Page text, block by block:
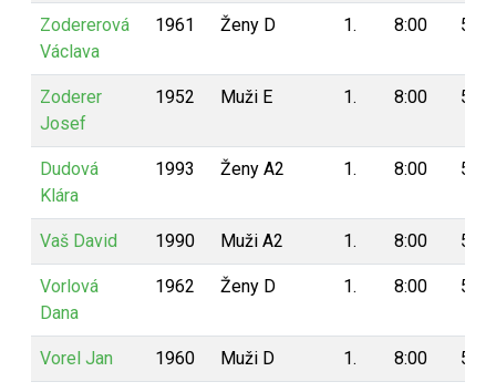
Zodererová
Václava
1961 Ženy D 1. 8:00 5
Zoderer
Josef
1952 Muži E 1. 8:00 5
Dudová
Klára
1993 Ženy A2 1. 8:00 5
Vaš David 1990 Muži A2 1. 8:00 5
Vorlová
Dana
1962 Ženy D 1. 8:00 5
Vorel Jan 1960 Muži D 1. 8:00 5